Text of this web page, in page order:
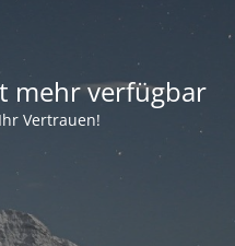
mehr verfügbar
Vertrauen!